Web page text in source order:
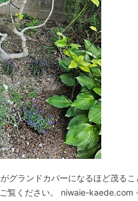
グランドカバーになるほど茂るこ
覧ください。 niwaie-kaede.com